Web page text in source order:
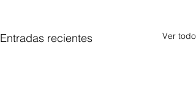
Entradas recientes Ver todo